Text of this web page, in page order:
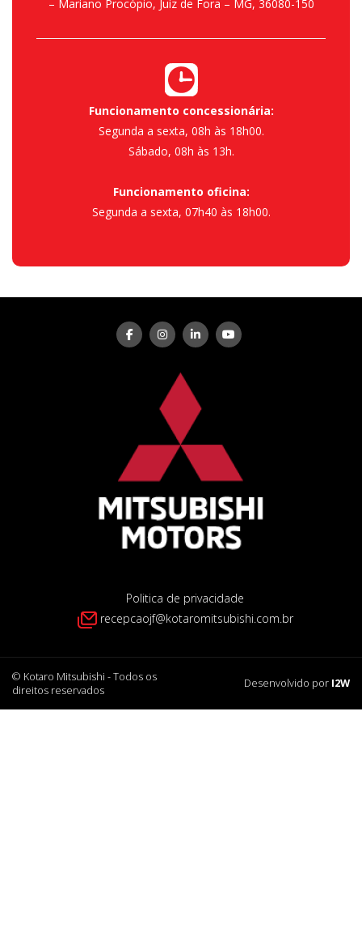
– Mariano Procópio, Juiz de Fora – MG, 36080-150
Funcionamento concessionária:
Segunda a sexta, 08h às 18h00.
Sábado, 08h às 13h.
Funcionamento oficina:
Segunda a sexta, 07h40 às 18h00.
Politica de privacidade
recepcaojf@kotaromitsubishi.com.br
© Kotaro Mitsubishi - Todos os
direitos reservados
Desenvolvido por I2W